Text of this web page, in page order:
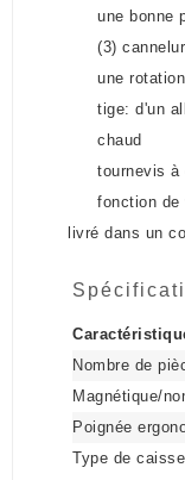
une bonne
(3)
une
tige: d'un
chaud
tournevis à
fonction de
livré dans un
Nombre de
Magnétique/
Poignée
Type de caisse